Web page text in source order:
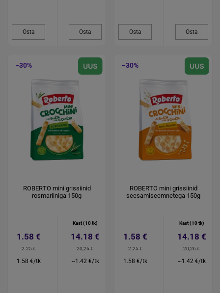
Osta Osta Osta Osta
−30%
ROBERTO mini grissiinid
rosmariiniga 150g
1.58 €
2.25 €
1.58 €/tk
Kast (10 tk)
14.18 €
20,26 €
~1.42 €/tk
−30%
ROBERTO mini grissiinid
seesamiseemnetega 150g
1.58 €
2.25 €
1.58 €/tk
Kast (10 tk)
14.18 €
20,26 €
~1.42 €/tk